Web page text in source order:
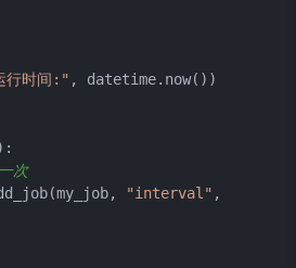
行时间:" , datetime.now())
次
"interval" ,